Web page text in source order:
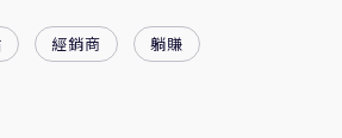
經銷商 躺賺